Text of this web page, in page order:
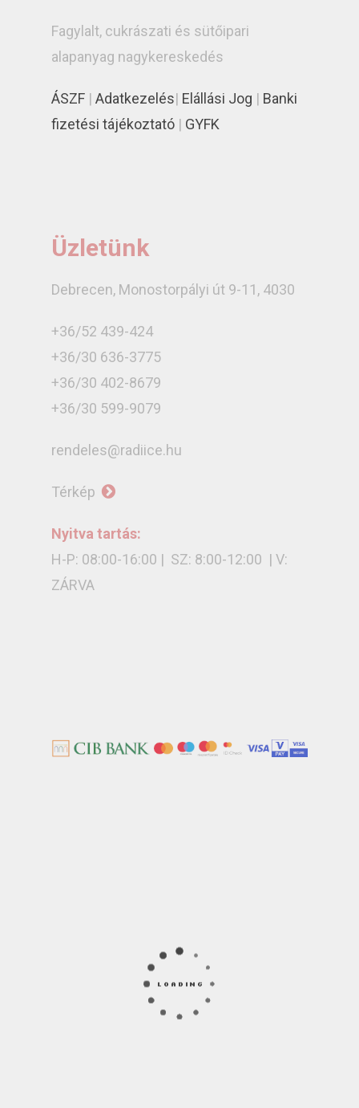
Fagylalt, cukrászati és sütőipari
alapanyag nagykereskedés
ÁSZF | Adatkezelés| Elállási Jog | Banki
fizetési tájékoztató | GYFK
Üzletünk
Debrecen, Monostorpályi út 9-11, 4030
+36/52 439-424
+36/30 636-3775
+36/30 402-8679
+36/30 599-9079
rendeles@radiice.hu
Térkép
Nyitva tartás:
H-P: 08:00-16:00 | SZ: 8:00-12:00 | V:
ZÁRVA